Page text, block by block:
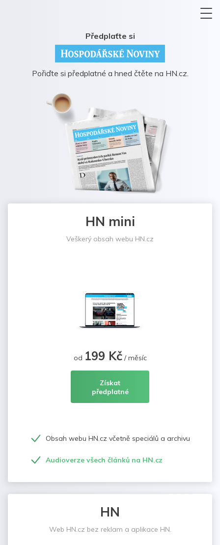
Předplaťte si
Pořiďte si předplatné a hned čtěte na HN.cz.
HN mini
Veškerý obsah webu HN.cz
od 199 Kč/ měsíc
Získat
předplatné
Obsah webu HN.cz včetně speciálů a archivu
Audioverze všech článků na HN.cz
HN
Web HN.cz bez reklam a aplikace HN.